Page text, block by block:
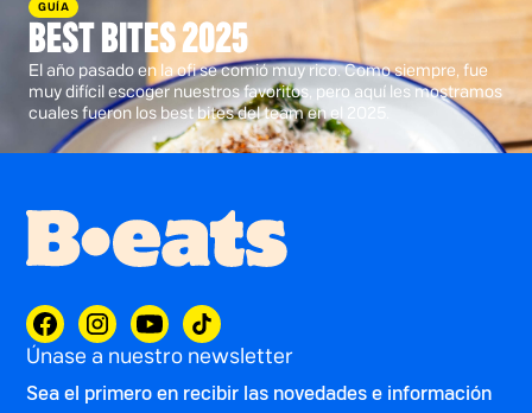
GUÍA
BEST BITES 2025
El año pasado en la ofi se comió muy rico. Como siempre, fue
muy difícil escoger nuestros favoritos, pero aquí les mostramos
cuales fueron los best bites del team en el 2025.
Únase a nuestro newsletter
Sea el primero en recibir las novedades e información